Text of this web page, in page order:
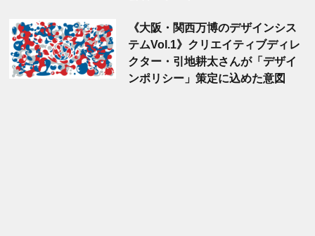
《大阪・関西万博のデザインシス
テムVol.1》クリエイティブディレ
クター・引地耕太さんが「デザイ
ンポリシー」策定に込めた意図